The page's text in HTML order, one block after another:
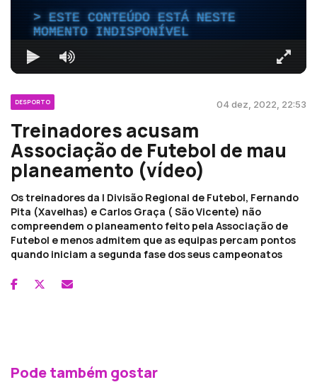
ESTE CONTEÚDO ESTÁ NESTE
MOMENTO INDISPONÍVEL
DESPORTO 04 dez, 2022, 22:53
Treinadores acusam
Associação de Futebol de mau
planeamento (vídeo)
Os treinadores da I Divisão Regional de Futebol, Fernando
Pita (Xavelhas) e Carlos Graça ( São Vicente) não
compreendem o planeamento feito pela Associação de
Futebol e menos admitem que as equipas percam pontos
quando iniciam a segunda fase dos seus campeonatos
Pode também gostar